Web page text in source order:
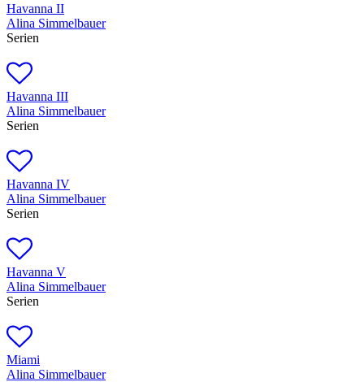
Havanna II
Alina Simmelbauer
Serien
Havanna III
Alina Simmelbauer
Serien
Havanna IV
Alina Simmelbauer
Serien
Havanna V
Alina Simmelbauer
Serien
Miami
Alina Simmelbauer